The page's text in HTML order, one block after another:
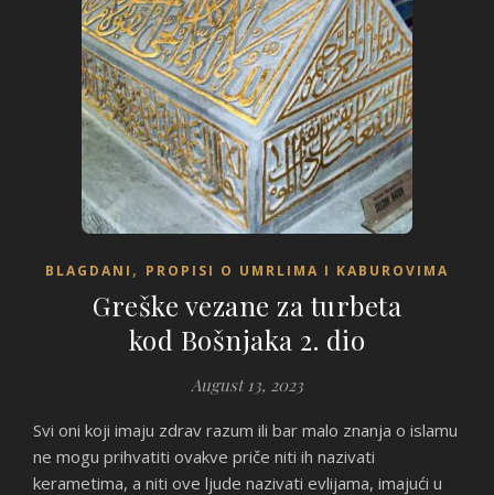
BLAGDANI , PROPISI O UMRLIMA I KABUROVIMA
Greške vezane za turbeta
kod Bošnjaka 2. dio
August 13, 2023
Svi oni koji imaju zdrav razum ili bar malo znanja o islamu
ne mogu prihvatiti ovakve priče niti ih nazivati
kerametima, a niti ove ljude nazivati evlijama, imajući u